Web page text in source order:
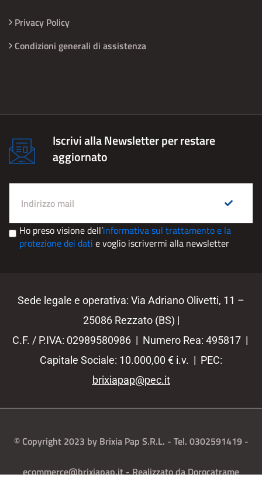
Privacy Policy
Condizioni generali di assistenza
Iscrivi alla Newsletter per restare
aggiornato
Ho preso visione dell’informativa sul trattamento e la
protezione dei dati e voglio iscrivermi alla newsletter
Sede legale e operativa: Via Adriano Olivetti, 11 –
25086 Rezzato (BS) |
C.F. / P.IVA: 02989580986 | Numero Rea: 495817 |
Capitale Sociale: 10.000,00 € i.v. | PEC:
brixiapap@pec.it
© Copyright 2023 by Brixia Pap S.R.L. - Tel. 0302591419 -
ecommerce@brixiapap.it - Realizzato da Dorocatrame